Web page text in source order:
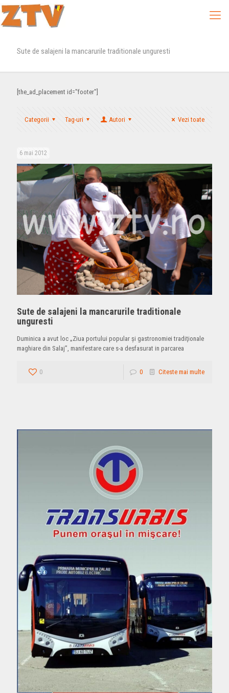
Sute de salajeni la mancarurile traditionale unguresti
[the_ad_placement id="footer"]
Categorii Tag-uri Autori Vezi toate
6 mai 2012
Sute de salajeni la mancarurile traditionale
unguresti
Duminica a avut loc „Ziua portului popular şi gastronomiei tradiţionale
maghiare din Salaj”, manifestare care s-a desfasurat in parcarea
0 0 Citeste mai multe